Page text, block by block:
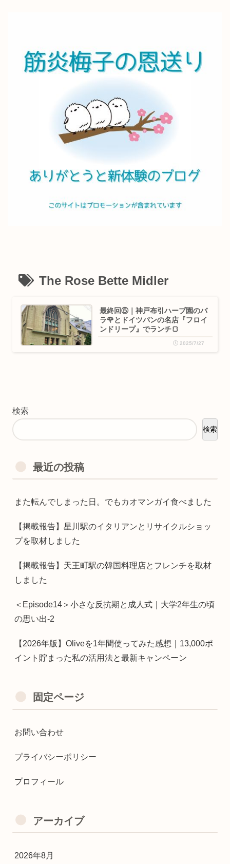
The Rose Bette Midler
最終回⑤｜神戸布引ハーブ園のバ
ラ🌹とドイツパンの名店『フロイ
ンドリープ』でランチ🍞
2025/7/27
検索
検索
最近の投稿
また転んでしまった日。でもカオマンガイ食べました
【掲載報告】星川駅のイタリアンとリサイクルショッ
プを取材しました
【掲載報告】天王町駅の韓国料理店とフレンチを取材
しました
＜Episode14＞小さな反抗期と成人式｜大学2年生の頃
の思い出-2
【2026年版】Oliveを1年間使ってみた感想｜13,000ポ
イント貯まった私の活用法と最新キャンペーン
固定ページ
お問い合わせ
プライバシーポリシー
プロフィール
アーカイブ
2026年8月